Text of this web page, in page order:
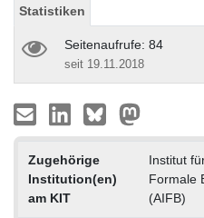
Statistiken
Seitenaufrufe: 84
seit 19.11.2018
Zugehörige
Institution(en)
am KIT
Institut
Formale
(AIFB)